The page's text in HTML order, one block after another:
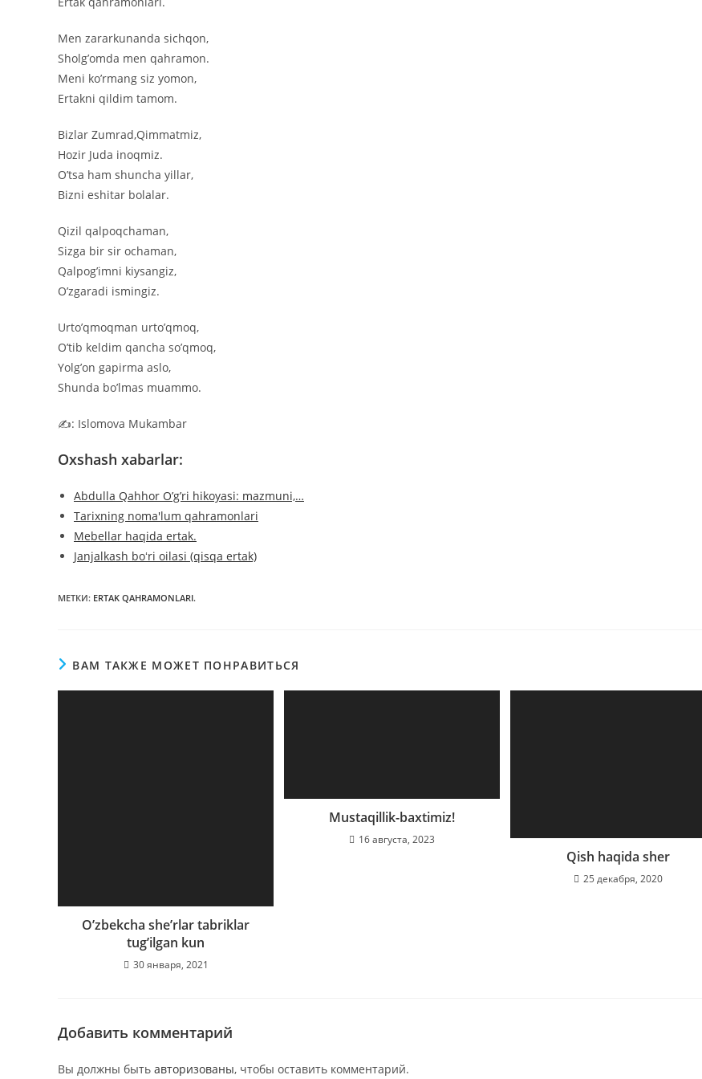
Men zararkunanda sichqon,
Sholg’omda men qahramon.
Meni ko’rmang siz yomon,
Ertakni qildim tamom.
Bizlar Zumrad,Qimmatmiz,
Hozir Juda inoqmiz.
O’tsa ham shuncha yillar,
Bizni eshitar bolalar.
Qizil qalpoqchaman,
Sizga bir sir ochaman,
Qalpog’imni kiysangiz,
O’zgaradi ismingiz.
Urto’qmoqman urto’qmoq,
O’tib keldim qancha so’qmoq,
Yolg’on gapirma aslo,
Shunda bo’lmas muammo.
✍️: Islomova Mukambar
Oxshash xabarlar:
Abdulla Qahhor O’g’ri hikoyasi: mazmuni,…
Tarixning noma'lum qahramonlari
Mebellar haqida ertak.
Janjalkash boʻri oilasi (qisqa ertak)
МЕТКИ: ERTAK QAHRAMONLARI.
ВАМ ТАКЖЕ МОЖЕТ ПОНРАВИТЬСЯ
O’zbekcha she’rlar tabriklar
tug’ilgan kun
30 января, 2021
Mustaqillik-baxtimiz!
16 августа, 2023
Qish haqida sher
25 декабря, 2020
Добавить комментарий
Вы должны быть авторизованы, чтобы оставить комментарий.